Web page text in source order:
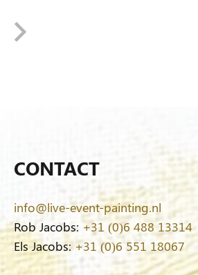
CONTACT
info@live-event-painting.nl
Rob Jacobs: +31 (0)6 488 13314
Els Jacobs:+31 (0)6 551 18067